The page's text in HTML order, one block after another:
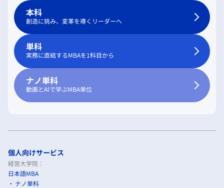
本科
創造に挑み、変革を導くリーダーへ
単科
実務に直結するMBAを1科目から
ナノ単科
動画とAIで学ぶMBA単位
個人向けサービス
経営大学院：
日本語MBA
ナノ単科